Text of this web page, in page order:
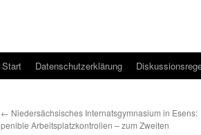
Start Datenschutzerklärung
← Niedersächsisches Internatsgymnasium in Esens:
penible Arbeitsplatzkontrollen – zum Zweiten